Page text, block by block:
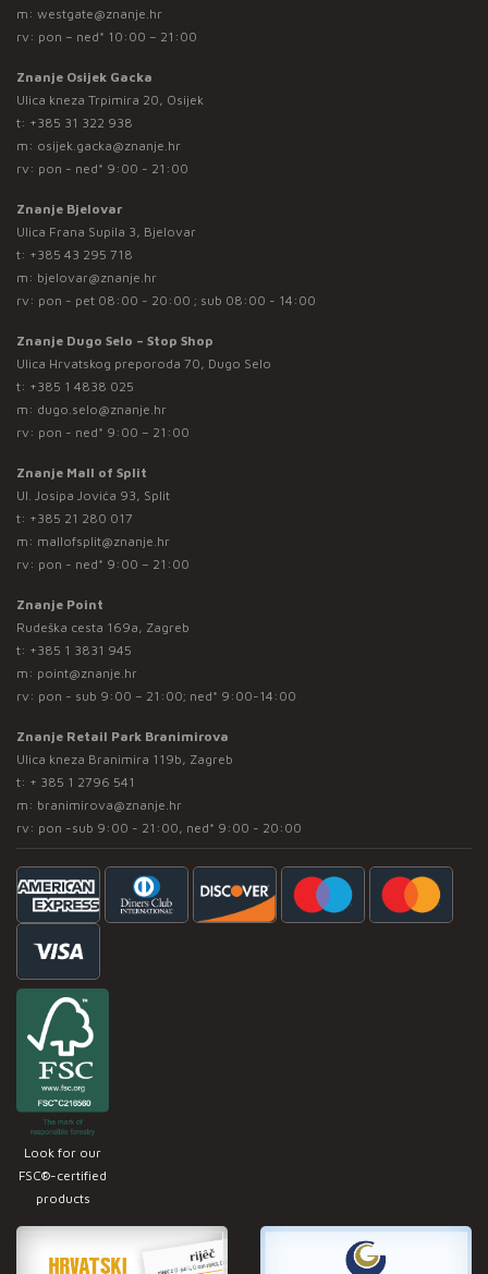
m: westgate@znanje.hr
rv: pon – ned* 10:00 – 21:00
Znanje Osijek Gacka
Ulica kneza Trpimira 20, Osijek
t: +385 31 322 938
m: osijek.gacka@znanje.hr
rv: pon - ned* 9:00 - 21:00
Znanje Bjelovar
Ulica Frana Supila 3, Bjelovar
t: +385 43 295 718
m: bjelovar@znanje.hr
rv: pon - pet 08:00 - 20:00 ; sub 08:00 - 14:00
Znanje Dugo Selo – Stop Shop
Ulica Hrvatskog preporoda 70, Dugo Selo
t: +385 1 4838 025
m: dugo.selo@znanje.hr
rv: pon - ned* 9:00 – 21:00
Znanje Mall of Split
Ul. Josipa Jovića 93, Split
t: +385 21 280 017
m: mallofsplit@znanje.hr
rv: pon - ned* 9:00 – 21:00
Znanje Point
Rudeška cesta 169a, Zagreb
t: +385 1 3831 945
m: point@znanje.hr
rv: pon - sub 9:00 – 21:00; ned* 9:00-14:00
Znanje Retail Park Branimirova
Ulica kneza Branimira 119b, Zagreb
t: + 385 1 2796 541
m: branimirova@znanje.hr
rv: pon -sub 9:00 - 21:00, ned* 9:00 - 20:00
Look for our
FSC®-certified
products